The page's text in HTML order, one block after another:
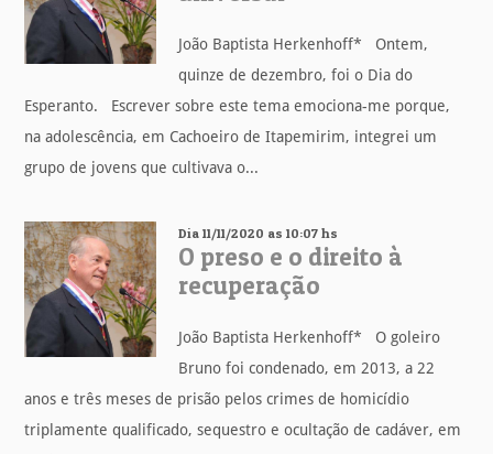
João Baptista Herkenhoff* Ontem,
quinze de dezembro, foi o Dia do
Esperanto. Escrever sobre este tema emociona-me porque,
na adolescência, em Cachoeiro de Itapemirim, integrei um
grupo de jovens que cultivava o...
Dia 11/11/2020 as 10:07 hs
O preso e o direito à
recuperação
João Baptista Herkenhoff* O goleiro
Bruno foi condenado, em 2013, a 22
anos e três meses de prisão pelos crimes de homicídio
triplamente qualificado, sequestro e ocultação de cadáver, em